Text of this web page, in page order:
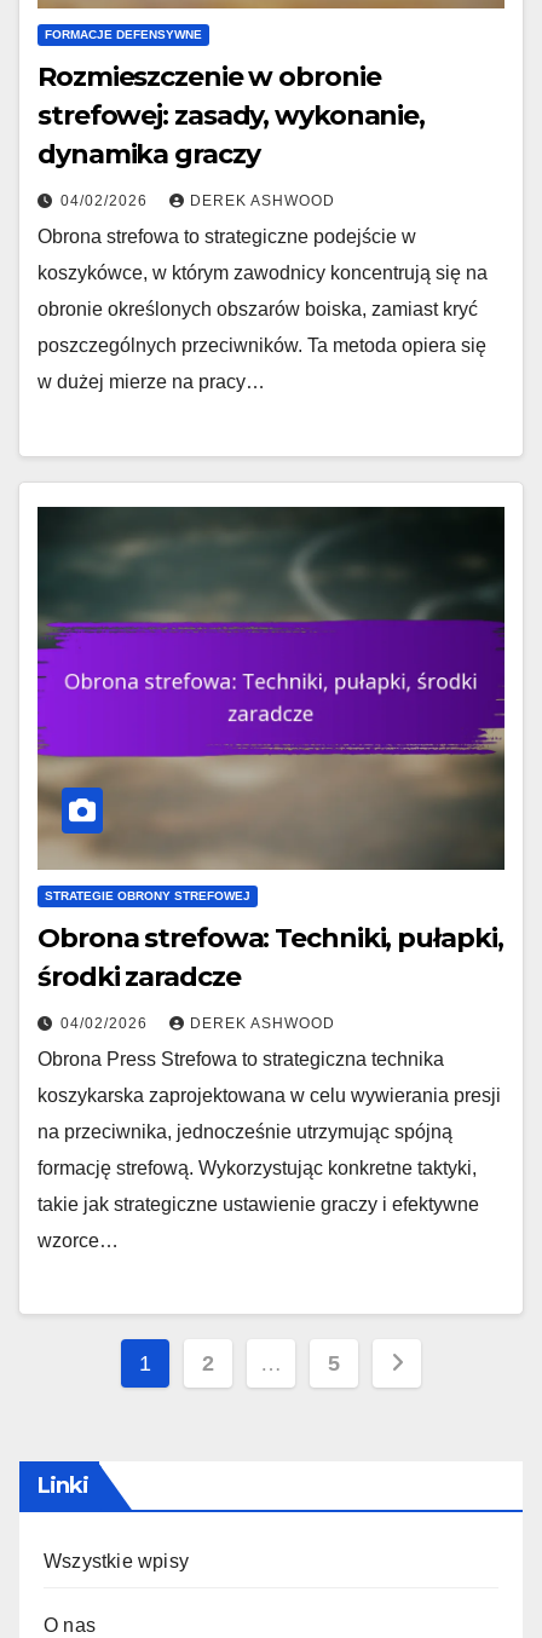
FORMACJE DEFENSYWNE
Rozmieszczenie w obronie
strefowej: zasady, wykonanie,
dynamika graczy
04/02/2026 DEREK ASHWOOD
Obrona strefowa to strategiczne podejście w
koszykówce, w którym zawodnicy koncentrują się na
obronie określonych obszarów boiska, zamiast kryć
poszczególnych przeciwników. Ta metoda opiera się
w dużej mierze na pracy…
STRATEGIE OBRONY STREFOWEJ
Obrona strefowa: Techniki, pułapki,
środki zaradcze
04/02/2026 DEREK ASHWOOD
Obrona Press Strefowa to strategiczna technika
koszykarska zaprojektowana w celu wywierania presji
na przeciwnika, jednocześnie utrzymując spójną
formację strefową. Wykorzystując konkretne taktyki,
takie jak strategiczne ustawienie graczy i efektywne
wzorce…
Posts
1 2 … 5
Linki
Wszystkie wpisy
O nas